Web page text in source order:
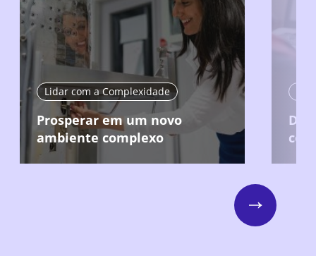
Lidar com a Complexidade
Prosperar em um novo
ambiente complexo
Next